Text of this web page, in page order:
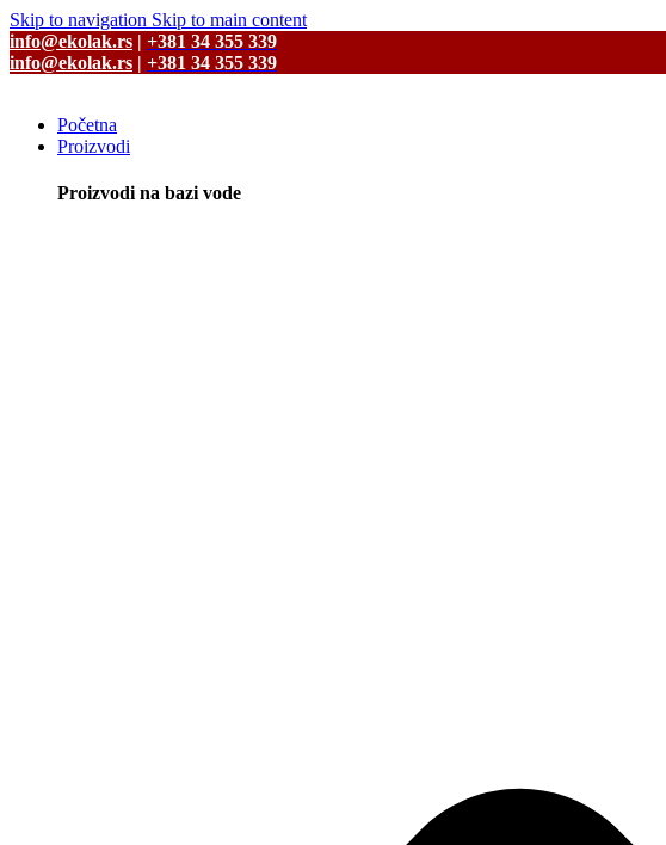
Skip to navigation Skip to main content
info@ekolak.rs | +381 34 355 339
info@ekolak.rs | +381 34 355 339
Početna
Proizvodi
Proizvodi na bazi vode